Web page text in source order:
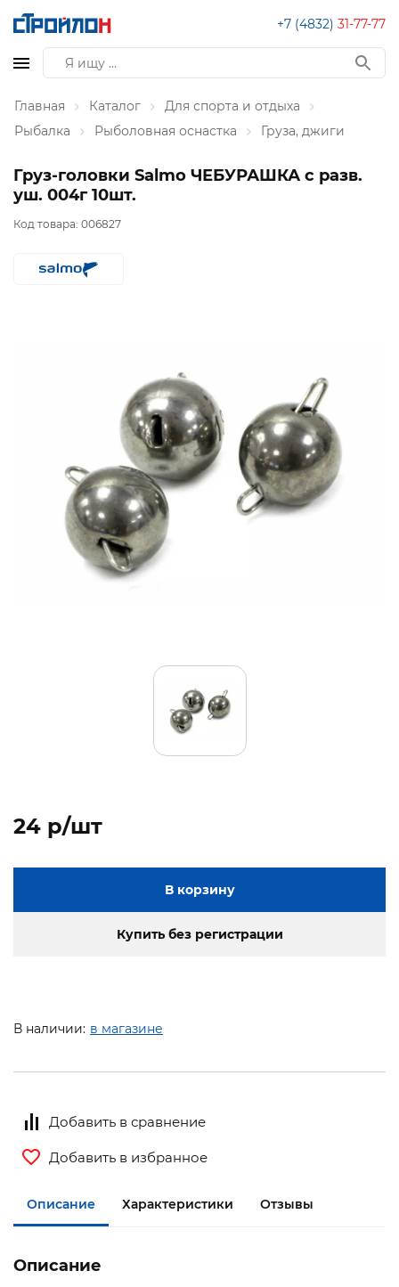
+7 (4832) 31-77-77
Главная Каталог
Для спорта и отдыха
Рыбалка
Рыболовная оснастка Груза, джиги
Груз-головки Salmo ЧЕБУРАШКА с разв.
уш. 004г 10шт.
Код товара: 006827
24 p/шт
В корзину
Купить без регистрации
В наличии: в магазине
Добавить в сравнение
Добавить в избранное
Описание Характеристики Отзывы
Описание